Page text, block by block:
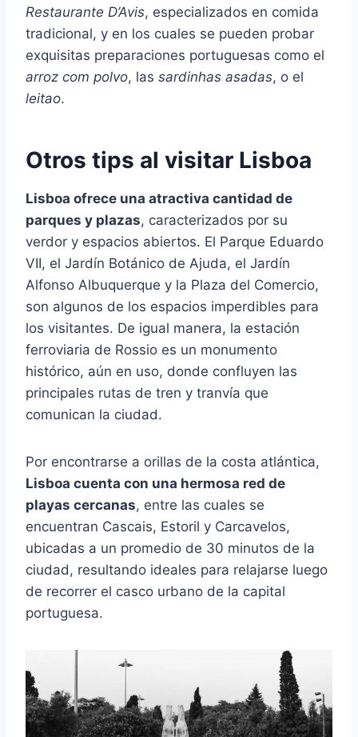
Restaurante D’Avis, especializados en comida
tradicional, y en los cuales se pueden probar
exquisitas preparaciones portuguesas como el
arroz com polvo, las sardinhas asadas, o el
leitao.
Otros tips al visitar Lisboa
Lisboa ofrece una atractiva cantidad de
parques y plazas, caracterizados por su
verdor y espacios abiertos. El Parque Eduardo
VII, el Jardín Botánico de Ajuda, el Jardín
Alfonso Albuquerque y la Plaza del Comercio,
son algunos de los espacios imperdibles para
los visitantes. De igual manera, la estación
ferroviaria de Rossio es un monumento
histórico, aún en uso, donde confluyen las
principales rutas de tren y tranvía que
comunican la ciudad.
Por encontrarse a orillas de la costa atlántica,
Lisboa cuenta con una hermosa red de
playas cercanas, entre las cuales se
encuentran Cascais, Estoril y Carcavelos,
ubicadas a un promedio de 30 minutos de la
ciudad, resultando ideales para relajarse luego
de recorrer el casco urbano de la capital
portuguesa.